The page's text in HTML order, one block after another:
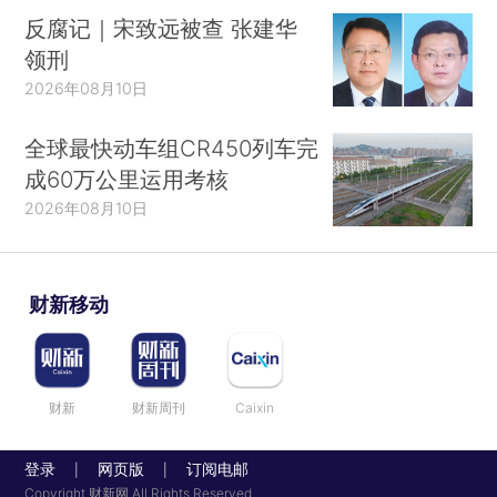
反腐记｜宋致远被查 张建华
领刑
2026年08月10日
全球最快动车组CR450列车完
成60万公里运用考核
2026年08月10日
财新移动
财新 财新周刊 Caixin
登录 网页版 订阅电邮
Copyright 财新网 All Rights Reserved